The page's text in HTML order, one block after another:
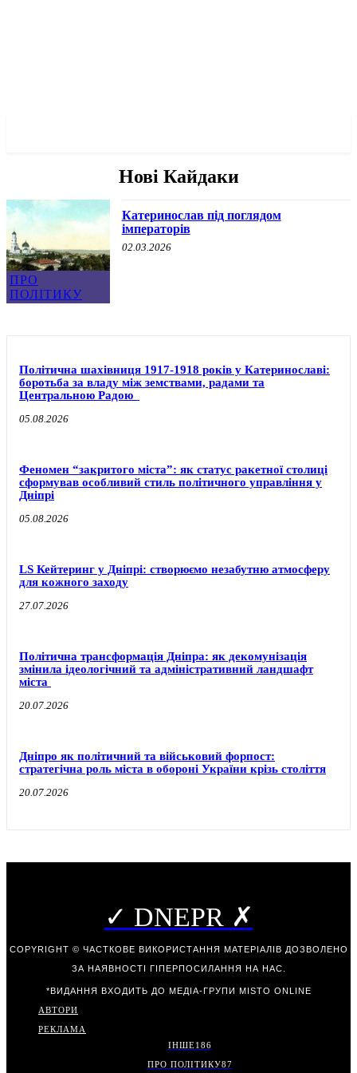
Нові Кайдаки
ПРО
ПОЛІТИКУ
Катеринослав під поглядом
імператорів
02.03.2026
Політична шахівниця 1917-1918 років у Катеринославі:
боротьба за владу між земствами, радами та
Центральною Радою
05.08.2026
Феномен “закритого міста”: як статус ракетної столиці
сформував особливий стиль політичного управління у
Дніпрі
05.08.2026
LS Кейтеринг у Дніпрі: створюємо незабутню атмосферу
для кожного заходу
27.07.2026
Політична трансформація Дніпра: як декомунізація
змінила ідеологічний та адміністративний ландшафт
міста
20.07.2026
Дніпро як політичний та військовий форпост:
стратегічна роль міста в обороні України крізь століття
20.07.2026
✓ DNEPR ✗
COPYRIGHT © ЧАСТКОВЕ ВИКОРИСТАННЯ МАТЕРІАЛІВ ДОЗВОЛЕНО
ЗА НАЯВНОСТІ ГІПЕРПОСИЛАННЯ НА НАС.
*ВИДАННЯ ВХОДИТЬ ДО МЕДІА-ГРУПИ MISTO ONLINE
АВТОРИ
РЕКЛАМА
ІНШЕ186
ПРО ПОЛІТИКУ87